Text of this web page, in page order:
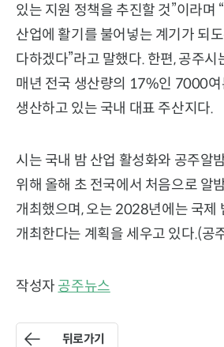
있는 지원 정책을 추진할 것”이라며
산업에 활기를 불어넣는 계기가 되
다하겠다”라고 말했다. 한편, 공주
매년 전국 생산량의 17%인 7000
생산하고 있는 국내 대표 주산지다.
시는 국내 밤 산업 활성화와 공주알
위해 올해 초 전국에서 처음으로 알
개최했으며, 오는 2028년에는 국제
개최한다는 계획을 세우고 있다.(공
작성자 공주뉴스
뒤로가기